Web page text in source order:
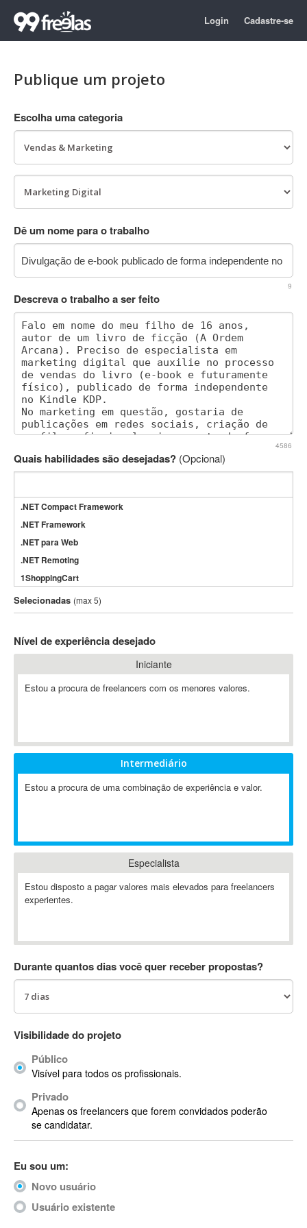
Login Cadastre-se
Publique um projeto
Escolha uma categoria
Dê um nome para o trabalho
9
Descreva o trabalho a ser feito
4586
Quais habilidades são desejadas? (Opcional)
.NET Compact Framework
.NET Framework
.NET para Web
.NET Remoting
1ShoppingCart
3DS Max
3GSM
802.11
A-GPS
ABAP
Abaqus
ABBYY FineReader
Ableton
Ableton Push
Abstract
AC3
ACID Pro
ACPI
Acrobat
Acrobat X
Acronis
ACT
Actimize
ActionScript
ActionScript 3
Selecionadas (max 5)
Nível de experiência desejado
Iniciante
Estou a procura de freelancers com os menores valores.
Intermediário
Estou a procura de uma combinação de experiência e valor.
Especialista
Estou disposto a pagar valores mais elevados para freelancers
experientes.
Durante quantos dias você quer receber propostas?
Visibilidade do projeto
Público
Visível para todos os profissionais.
Privado
Apenas os freelancers que forem convidados poderão
se candidatar.
Eu sou um:
Novo usuário
Usuário existente